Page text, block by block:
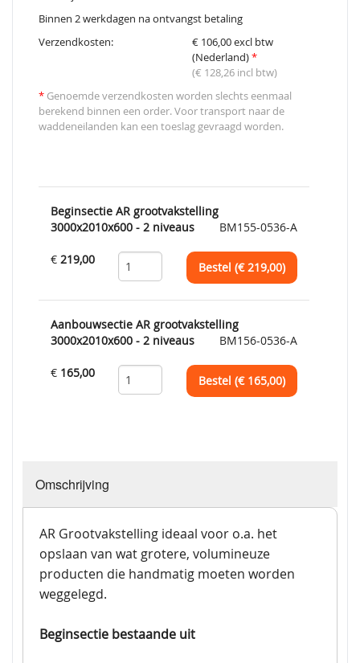
Binnen 2 werkdagen na ontvangst betaling
Verzendkosten:
€ 106,00 excl btw
(Nederland)*
(€ 128,26 incl btw)
* Genoemde verzendkosten worden slechts eenmaal
berekend binnen een order. Voor transport naar de
waddeneilanden kan een toeslag gevraagd worden.
Beginsectie AR grootvakstelling
3000x2010x600 - 2 niveaus
BM155-0536-A
€ 219,00
Bestel (€219,00)
Aanbouwsectie AR grootvakstelling
3000x2010x600 - 2 niveaus
BM156-0536-A
€ 165,00
Bestel (€ 165,00)
Omschrijving
AR Grootvakstelling ideaal voor o.a. het
opslaan van wat grotere, volumineuze
producten die handmatig moeten worden
weggelegd.
Beginsectie bestaande uit